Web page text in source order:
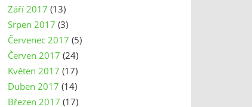
Září 2017 (13)
Srpen 2017 (3)
Červenec 2017 (5)
Červen 2017 (24)
Květen 2017 (17)
Duben 2017 (14)
Březen 2017 (17)